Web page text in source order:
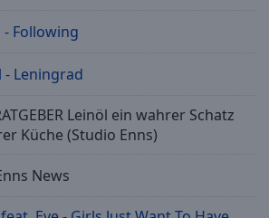
- Following
- Leningrad
Leinöl ein wahrer Schatz
Küche (Studio Enns)
News